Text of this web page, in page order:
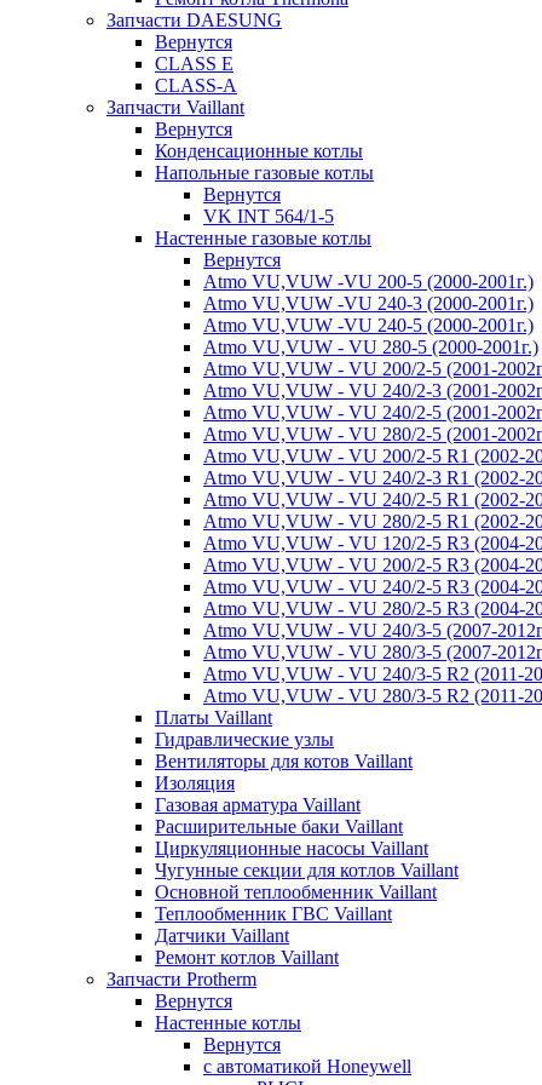
Запчасти DAESUNG
Вернутся
CLASS E
CLASS-A
Запчасти Vaillant
Вернутся
Конденсационные котлы
Напольные газовые котлы
Вернутся
VK INT 564/1-5
Настенные газовые котлы
Вернутся
Atmo VU,VUW -VU 200-5 (2000-2001г.)
Atmo VU,VUW -VU 240-3 (2000-2001г.)
Atmo VU,VUW -VU 240-5 (2000-2001г.)
Atmo VU,VUW - VU 280-5 (2000-2001г.)
Atmo VU,VUW - VU 200/2-5 (2001-
Atmo VU,VUW - VU 240/2-3 (2001-
Atmo VU,VUW - VU 240/2-5 (2001-
Atmo VU,VUW - VU 280/2-5 (2001-
Atmo VU,VUW - VU 200/2-5 R1 (2002-
Atmo VU,VUW - VU 240/2-3 R1 (2002-
Atmo VU,VUW - VU 240/2-5 R1 (2002-
Atmo VU,VUW - VU 280/2-5 R1 (2002-
Atmo VU,VUW - VU 120/2-5 R3 (2004-
Atmo VU,VUW - VU 200/2-5 R3 (2004-
Atmo VU,VUW - VU 240/2-5 R3 (2004-
Atmo VU,VUW - VU 280/2-5 R3 (2004-
Atmo VU,VUW - VU 240/3-5 (2007-
Atmo VU,VUW - VU 280/3-5 (2007-
Atmo VU,VUW - VU 240/3-5 R2 (2011-
Atmo VU,VUW - VU 280/3-5 R2 (2011-
Платы Vaillant
Гидравлические узлы
Вентиляторы для котов Vaillant
Изоляция
Газовая арматура Vaillant
Расширительные баки Vaillant
Циркуляционные насосы Vaillant
Чугунные секции для котлов Vaillant
Основной теплообменник Vaillant
Теплообменник ГВС Vaillant
Датчики Vaillant
Ремонт котлов Vaillant
Запчасти Protherm
Вернутся
Настенные котлы
Вернутся
с автоматикой Honeywell